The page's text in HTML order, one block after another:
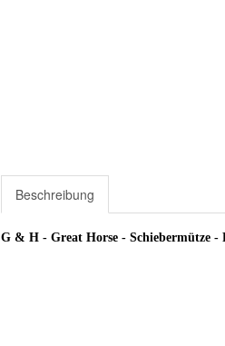
Beschreibung
G & H - Great Horse - Schiebermütze